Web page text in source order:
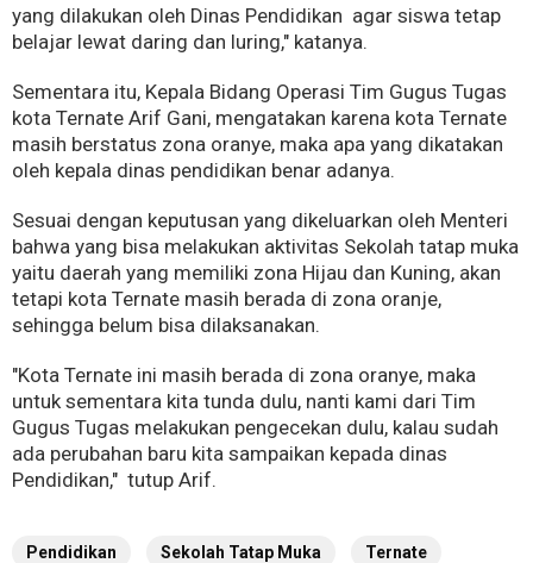
yang dilakukan oleh Dinas Pendidikan agar siswa tetap
belajar lewat daring dan luring," katanya.
Sementara itu, Kepala Bidang Operasi Tim Gugus Tugas
kota Ternate Arif Gani, mengatakan karena kota Ternate
masih berstatus zona oranye, maka apa yang dikatakan
oleh kepala dinas pendidikan benar adanya.
Sesuai dengan keputusan yang dikeluarkan oleh Menteri
bahwa yang bisa melakukan aktivitas Sekolah tatap muka
yaitu daerah yang memiliki zona Hijau dan Kuning, akan
tetapi kota Ternate masih berada di zona oranje,
sehingga belum bisa dilaksanakan.
"Kota Ternate ini masih berada di zona oranye, maka
untuk sementara kita tunda dulu, nanti kami dari Tim
Gugus Tugas melakukan pengecekan dulu, kalau sudah
ada perubahan baru kita sampaikan kepada dinas
Pendidikan," tutup Arif.
Pendidikan Sekolah Tatap Muka Ternate